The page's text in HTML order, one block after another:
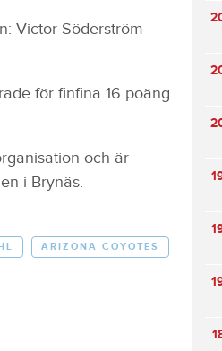
Victor Söderström
för finfina 16 poäng
och är
i Brynäs.
ARIZONA COYOTES